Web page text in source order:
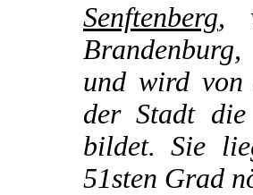
Senftenberg,
und wird von
der Stadt die
bildet. Sie
51sten Grad